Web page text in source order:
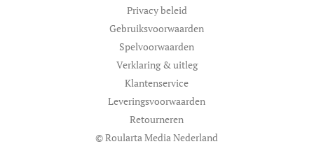
Privacy beleid
Gebruiksvoorwaarden
Spelvoorwaarden
Verklaring & uitleg
Klantenservice
Leveringsvoorwaarden
Retourneren
© Roularta Media Nederland